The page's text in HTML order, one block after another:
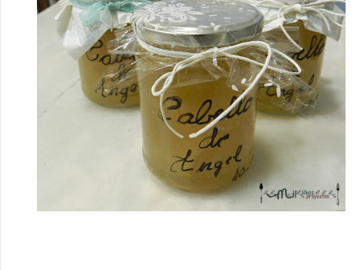
revolucionaria, transformaremos un ingrediente tan
humilde como la alubia de La Bañeza en un snack ligero,
dorado, cargado de proteína y 100% natural. Es el
sustituto perfecto a los frutos se...